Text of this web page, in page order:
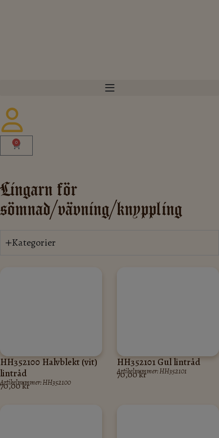
0
Lingarn för
sömnad/vävning/knyppling
Kategorier
HH352100 Halvblekt (vit)
lintråd
Artikelnummer: HH352100
70,00kr
HH352101 Gul lintråd
Artikelnummer: HH352101
70,00kr